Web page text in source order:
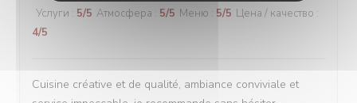
Услуги : 5/5 Атмосфера : 5/5 Меню : 5/5 Цена / качество :
4/5
Cuisine créative et de qualité, ambiance conviviale et